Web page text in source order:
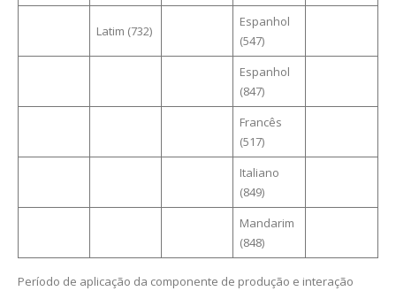
Latim (732)
Espanhol
(547)
Espanhol
(847)
Francês
(517)
Italiano
(849)
Mandarim
(848)
Período de aplicação da componente de produção e interação